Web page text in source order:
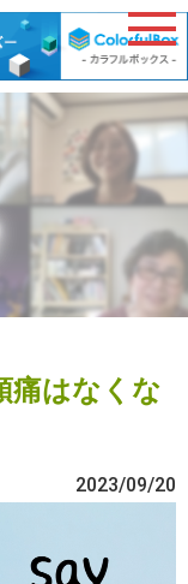
痛はなくな
2023/09/20